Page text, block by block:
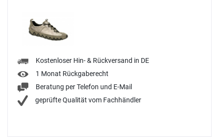
Kostenloser Hin- & Rückversand in DE
1 Monat Rückgaberecht
Beratung per Telefon und E-Mail
geprüfte Qualität vom Fachhändler